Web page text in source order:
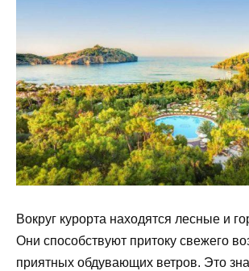
Вокруг курорта находятся лесные и
Они способствуют притоку свежего
приятных обдувающих ветров. Это